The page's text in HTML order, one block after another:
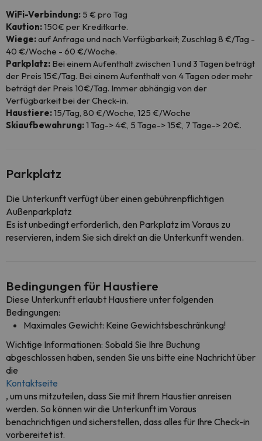
WiFi-Verbindung: 5 € pro Tag
Kaution:150€ per Kreditkarte.
Wiege:auf Anfrage und nach Verfügbarkeit; Zuschlag 8 €/Tag -
40 €/Woche - 60 €/Woche.
Parkplatz: Bei einem Aufenthalt zwischen 1 und 3 Tagen beträgt
der Preis 15€/Tag. Bei einem Aufenthalt von 4 Tagen oder mehr
beträgt der Preis 10€/Tag. Immer abhängig von der
Verfügbarkeit bei der Check-in.
Haustiere:15/Tag, 80 €/Woche, 125 €/Woche
Skiaufbewahrung:1 Tag-> 4€, 5 Tage-> 15€, 7 Tage-> 20€.
Parkplatz
Die Unterkunft verfügt über einen gebührenpflichtigen
Außenparkplatz
Es ist unbedingt erforderlich, den Parkplatz im Voraus zu
reservieren, indem Sie sich direkt an die Unterkunft wenden.
Bedingungen für Haustiere
Diese Unterkunft erlaubt Haustiere unter folgenden
Bedingungen:
Maximales Gewicht: Keine Gewichtsbeschränkung!
Wichtige Informationen: Sobald Sie Ihre Buchung
abgeschlossen haben, senden Sie uns bitte eine Nachricht über
die
Kontaktseite
, um uns mitzuteilen, dass Sie mit Ihrem Haustier anreisen
werden. So können wir die Unterkunft im Voraus
benachrichtigen und sicherstellen, dass alles für Ihre Check-in
vorbereitet ist.